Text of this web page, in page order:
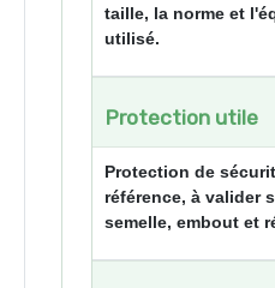
taille, la norme et
utilisé.
Protection utile
Protection de
référence, à valider
semelle, embout et